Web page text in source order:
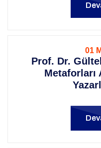
01
Prof. Dr.
Metaforları